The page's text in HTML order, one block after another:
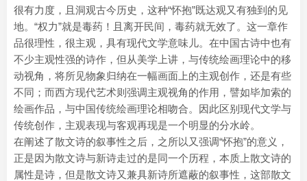
很有力度，且洞观古今历史，这种“怀抱”既达观又有独到的见
地。“权力”就是毒药！且离开民间，毒药就无效了。这一章作
品很理性，很主观，具有现代文学意味儿。在中国古诗中也有
不少主观性强的诗作，但从美学上讲，与传统绘画理论中的移
动视角，将所见物象归纳在一幅画面上的主观创作，还是有些
不同；而西方现代艺术则强调主观视角的作用，譬如毕加索的
绘画作品，与中国传统绘画理论相吻合。因此区别现代文学与
传统创作，主观表现与客观再现是一个明显的分水岭。
在阐述了散文诗的叙事性之后，之所以又强调“怀抱”的意义，
正是因为散文诗与新诗走过的是同一个历程，本质上散文诗的
属性是诗，但是散文诗又兼具新诗所遮蔽的叙事性，这部散文